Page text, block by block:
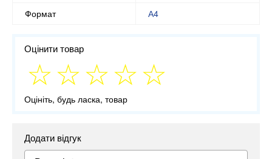
Формат
А4
Оцінити товар
Оцініть, будь ласка, товар
Додати відгук